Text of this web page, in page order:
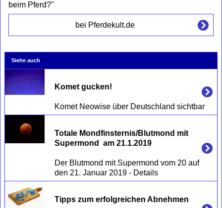
beim Pferd?"
bei Pferdekult.de
Siehe auch
Komet gucken!
Totale Mondfinsternis/Blutmond mit
Supermond  am 21.1.2019
Der Blutmond mit Supermond vom 20 auf
Tipps zum erfolgreichen Abnehmen